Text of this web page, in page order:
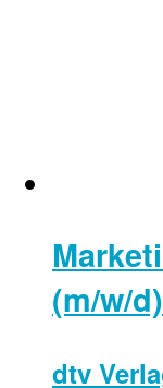
(m/w/
dtv